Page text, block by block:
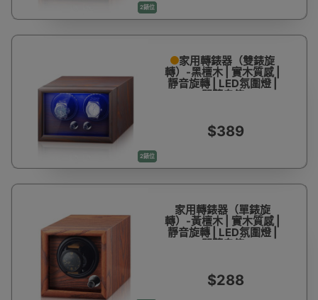
2錶位
2錶位
家用轉錶器（雙錶旋
轉）-黑檀木 | 實木質感 |
靜音旋轉 | LED氛圍燈 |
開蓋自停
$389
家用轉錶器（單錶旋
轉）-黃檀木 | 實木質感 |
靜音旋轉 | LED氛圍燈 |
開蓋自停
$288